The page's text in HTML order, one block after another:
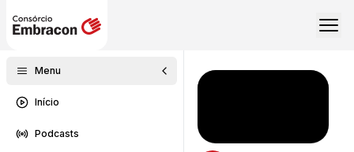
Menu
Início
Podcasts